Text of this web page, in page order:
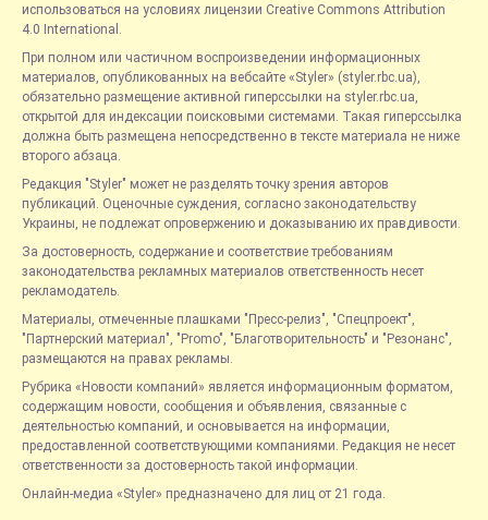
использоваться на условиях лицензии Creative Commons Attribution
4.0 International.
При полном или частичном воспроизведении информационных
материалов, опубликованных на вебсайте «Styler» (styler.rbc.ua),
обязательно размещение активной гиперссылки на styler.rbc.ua,
открытой для индексации поисковыми системами. Такая гиперссылка
должна быть размещена непосредственно в тексте материала не ниже
второго абзаца.
Редакция "Styler" может не разделять точку зрения авторов
публикаций. Оценочные суждения, согласно законодательству
Украины, не подлежат опровержению и доказыванию их правдивости.
За достоверность, содержание и соответствие требованиям
законодательства рекламных материалов ответственность несет
рекламодатель.
Материалы, отмеченные плашками "Пресс-релиз", "Спецпроект",
"Партнерский материал", "Promo", "Благотворительность" и "Резонанс",
размещаются на правах рекламы.
Рубрика «Новости компаний» является информационным форматом,
содержащим новости, сообщения и объявления, связанные с
деятельностью компаний, и основывается на информации,
предоставленной соответствующими компаниями. Редакция не несет
ответственности за достоверность такой информации.
Онлайн-медиа «Styler» предназначено для лиц от 21 года.